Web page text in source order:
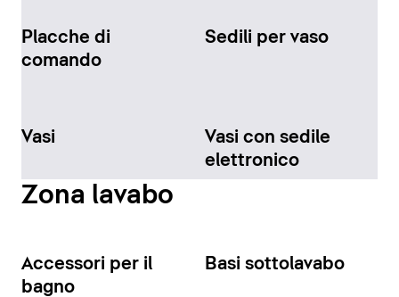
Placche di
comando
Sedili per vaso
Vasi
Vasi con sedile
elettronico
Zona lavabo
Accessori per il
bagno
Basi sottolavabo